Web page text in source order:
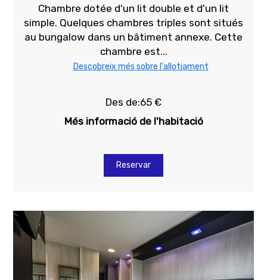
Chambre dotée d'un lit double et d'un lit
simple. Quelques chambres triples sont situés
au bungalow dans un bâtiment annexe. Cette
chambre est...
Descobreix més sobre l'allotjament
Des de:65 €
Més informació de l'habitació
Reservar